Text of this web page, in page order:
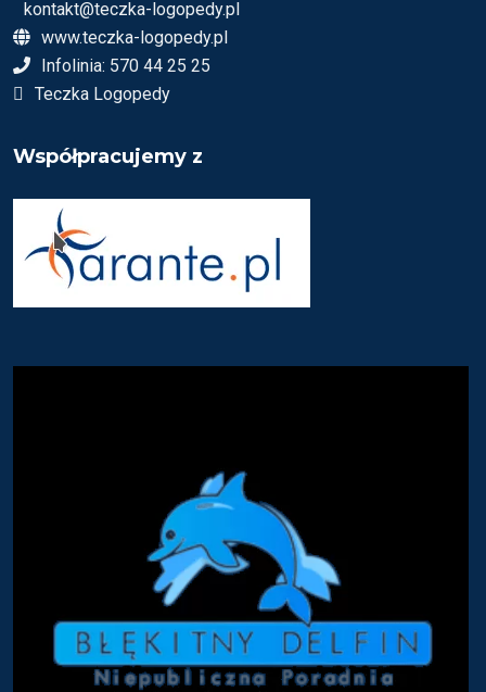
kontakt@teczka-logopedy.pl
www.teczka-logopedy.pl
Infolinia: 570 44 25 25
Teczka Logopedy
Współpracujemy z